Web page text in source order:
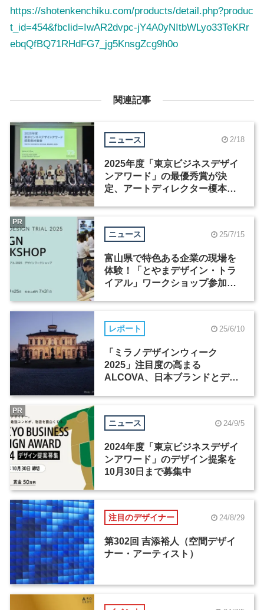
https://shotenkenchiku.com/products/detail.php?produc
t_id=454&fbclid=IwAR2dvpc-jY4A0yNItbWLyo33TeKRr
ebqQfBQ71RHdFG7_jg5KnsgZcg9h0o
関連記事
ニュース 2/18
2025年度「東京ビジネスデザイ
ンアワード」の最優秀賞が決
定、アートディレクター榎本清
ニュース 25/7/15
富山県で特色ある企業の現場を
体験！「とやまデザイン・トラ
イアル」ワークショップ参加者
PR
レポート 25/6/10
「ミラノデザインウィーク
2025」注目度の高まる
ALCOVA、日本ブランドとデザ
ニュース 24/9/5
2024年度「東京ビジネスデザイ
ンアワード」のデザイン提案を
10月30日まで募集中
PR
注目のデザイナー 24/8/29
第302回 吉添裕人（空間デザイ
ナー・アーティスト）